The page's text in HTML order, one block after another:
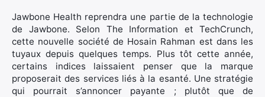
Jawbone Health reprendra une partie de la technologie
de Jawbone. Selon The Information et TechCrunch,
cette nouvelle société de Hosain Rahman est dans les
tuyaux depuis quelques temps. Plus tôt cette année,
certains indices laissaient penser que la marque
proposerait des services liés à la esanté. Une stratégie
qui pourrait s’annoncer payante ; plutôt que de